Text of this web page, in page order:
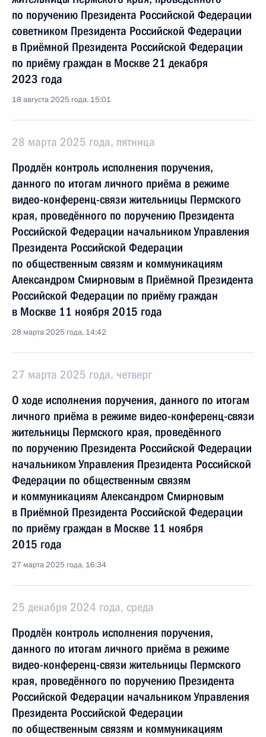
по поручению Президента Российской Федерации
советником Президента Российской Федерации
в Приёмной Президента Российской Федерации
по приёму граждан в Москве 21 декабря
2023 года
18 августа 2025 года, 15:01
28 марта 2025 года, пятница
Продлён контроль исполнения поручения,
данного по итогам личного приёма в режиме
видео-конференц-связи жительницы Пермского
края, проведённого по поручению Президента
Российской Федерации начальником Управления
Президента Российской Федерации
по общественным связям и коммуникациям
Александром Смирновым в Приёмной Президента
Российской Федерации по приёму граждан
в Москве 11 ноября 2015 года
28 марта 2025 года, 14:42
27 марта 2025 года, четверг
О ходе исполнения поручения, данного по итогам
личного приёма в режиме видео-конференц-связи
жительницы Пермского края, проведённого
по поручению Президента Российской Федерации
начальником Управления Президента Российской
Федерации по общественным связям
и коммуникациям Александром Смирновым
в Приёмной Президента Российской Федерации
по приёму граждан в Москве 11 ноября
2015 года
27 марта 2025 года, 16:34
25 декабря 2024 года, среда
Продлён контроль исполнения поручения,
данного по итогам личного приёма в режиме
видео-конференц-связи жительницы Пермского
края, проведённого по поручению Президента
Российской Федерации начальником Управления
Президента Российской Федерации
по общественным связям и коммуникациям